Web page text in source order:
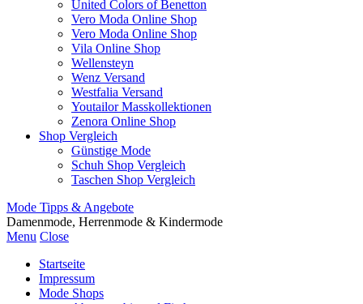
United Colors of Benetton
Vero Moda Online Shop
Vero Moda Online Shop
Vila Online Shop
Wellensteyn
Wenz Versand
Westfalia Versand
Youtailor Masskollektionen
Zenora Online Shop
Shop Vergleich
Günstige Mode
Schuh Shop Vergleich
Taschen Shop Vergleich
Mode Tipps & Angebote
Damenmode, Herrenmode & Kindermode
Menu Close
Startseite
Impressum
Mode Shops